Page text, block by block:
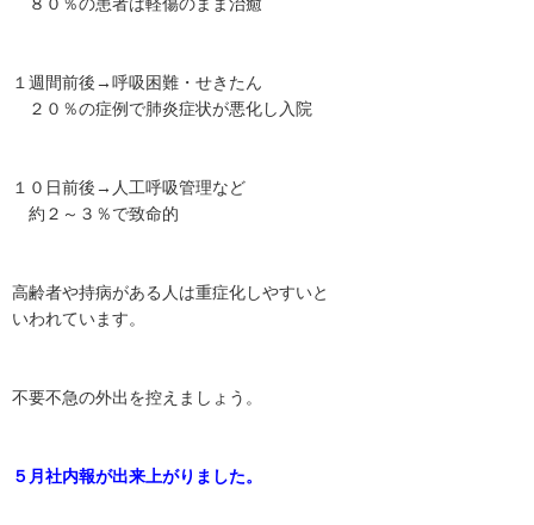
８０％の患者は軽傷のまま治癒
１週間前後→呼吸困難・せきたん
２０％の症例で肺炎症状が悪化し入院
１０日前後→人工呼吸管理など
約２～３％で致命的
高齢者や持病がある人は重症化しやすいと
いわれています。
不要不急の外出を控えましょう。
５月社内報が出来上がりました。